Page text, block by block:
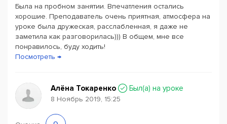
Подготовка к IELTS и ВНО;
Летний интенсив.
Ученики школы получают доступ к закрытой Telegram
группе, где учителя постоянно готовы ответить на все
клубы, такие как Speaking Club, Movie Club или Grammar
Club, с помощью которых можно быстро побороть
языковой барьер и восполнить все пробелы в навыках
Была на пробном занятии. Впечатления остались
хорошие. Преподаватель очень приятная, атмосфера на
уроке была дружеская, расслабленная, я даже не
заметила как разговорилась))) В общем, мне все
понравилось, буду ходить!
Посмотреть →
Алёна Токаренко Был(a) на уроке
8 Ноябрь 2019, 15:25